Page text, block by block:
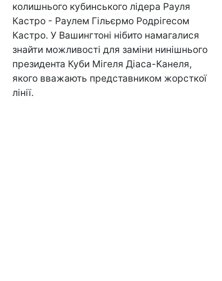
колишнього кубинського лідера Рауля
Кастро - Раулем Гільєрмо Родрігесом
Кастро. У Вашингтоні нібито намагалися
знайти можливості для заміни нинішнього
президента Куби Мігеля Діаса-Канеля,
якого вважають представником жорсткої
лінії.